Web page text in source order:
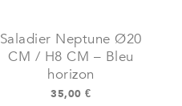
Saladier Neptune Ø20
CM / H8 CM – Bleu
horizon
35,00€